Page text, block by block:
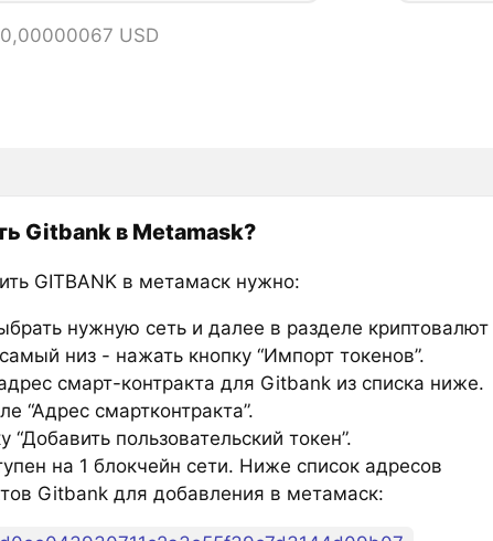
USD
Gitbank в Metamask?
GITBANK в метамаск нужно:
нужную сеть и далее в разделе криптовалют
низ - нажать кнопку “Импорт токенов”.
смарт-контракта для Gitbank из списка ниже.
“Адрес смартконтракта”.
“Добавить пользовательский токен”.
на 1 блокчейн сети. Ниже список адресов
Gitbank для добавления в метамаск: